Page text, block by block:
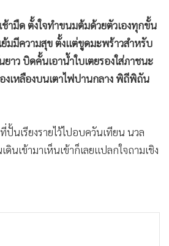
ามืด ตั้งใจทำขนมต้มด้วยตัวเองทุกขั้น
มมีความสุข ตั้งแต่ขูดมะพร้าวสำหรับ
าว บิดคั้นเอาน้ำใบเตยรองใส่ภาชนะ
งเหลืองบนเตาไฟปานกลาง พิถีพิถัน
นเรียงรายไว้ไปอบควันเทียน นวล
เข้ามาเห็นเข้าก็เลยแปลกใจถามเชิง